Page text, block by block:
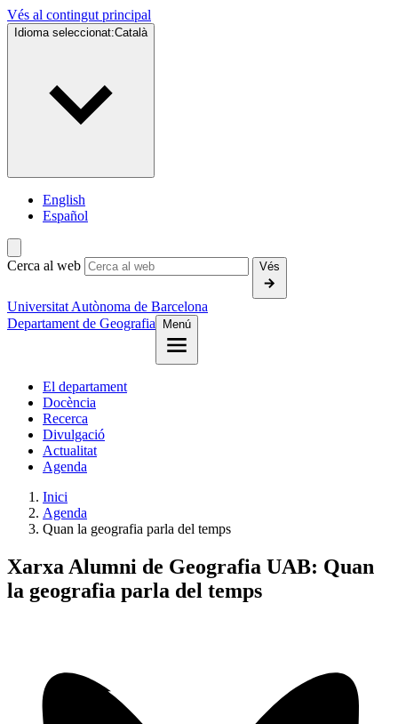
Vés al contingut principal
Idioma seleccionat:Català
English
Español
Cerca al web Vés
Universitat Autònoma de Barcelona
Departament de Geografia
Menú
El departament
Docència
Recerca
Divulgació
Actualitat
Agenda
Inici
Agenda
Quan la geografia parla del temps
Xarxa Alumni de Geografia UAB: Quan
la geografia parla del temps